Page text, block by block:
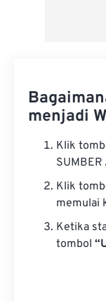
menjadi
Klik
SUMBER
Klik
memulai
Ketika
tombol